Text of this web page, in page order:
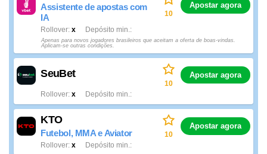
Assistente de apostas com
IA
x
Rollover Depósito min.
10
Apostar agora
Apenas para novos jogadores brasileiros que aceitam a oferta de boas-vindas.
Aplicam-se outras condições.
SeuBet
x
Rollover Depósito min.
10
Apostar agora
KTO
Futebol, MMA e Aviator
x
Rollover Depósito min.
10
Apostar agora